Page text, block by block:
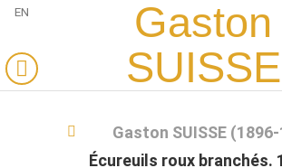
Gaston
SUISSE
EN
Gaston SUISSE
Écureuils roux branchés.